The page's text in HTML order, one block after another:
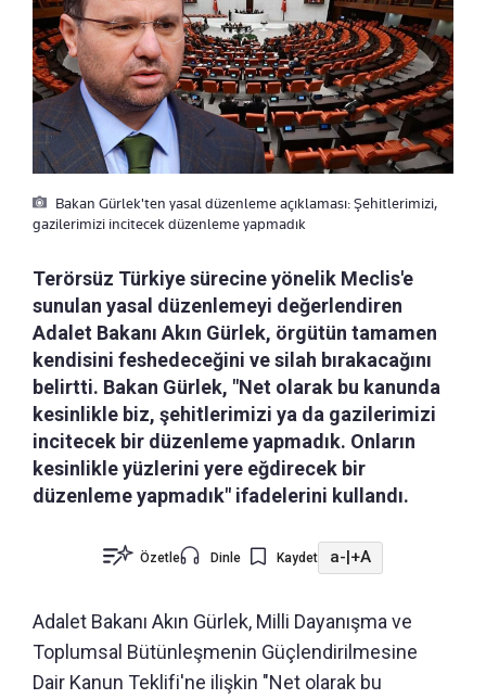
Bakan Gürlek'ten yasal düzenleme açıklaması: Şehitlerimizi,
gazilerimizi incitecek düzenleme yapmadık
Terörsüz Türkiye sürecine yönelik Meclis'e
sunulan yasal düzenlemeyi değerlendiren
Adalet Bakanı Akın Gürlek, örgütün tamamen
kendisini feshedeceğini ve silah bırakacağını
belirtti. Bakan Gürlek, "Net olarak bu kanunda
kesinlikle biz, şehitlerimizi ya da gazilerimizi
incitecek bir düzenleme yapmadık. Onların
kesinlikle yüzlerini yere eğdirecek bir
düzenleme yapmadık" ifadelerini kullandı.
Özetle Dinle Kaydet a- +A
Adalet Bakanı Akın Gürlek, Milli Dayanışma ve
Toplumsal Bütünleşmenin Güçlendirilmesine
Dair Kanun Teklifi'ne ilişkin "Net olarak bu